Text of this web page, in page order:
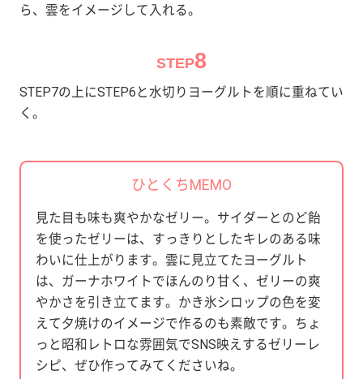
ら、雲をイメージして入れる。
STEP8
STEP7の上にSTEP6と水切りヨーグルトを順に重ねてい
く。
ひとくちMEMO
見た目も味も爽やかなゼリー。サイダーとのど飴
を使ったゼリーは、すっきりとしたキレのある味
わいに仕上がります。雲に見立てたヨーグルト
は、ガーナホワイトでほんのり甘く、ゼリーの爽
やかさを引き立てます。かき氷シロップの色を変
えて夕焼けのイメージで作るのも素敵です。ちょ
っと昭和レトロな雰囲気でSNS映えするゼリーレ
シピ、ぜひ作ってみてくださいね。